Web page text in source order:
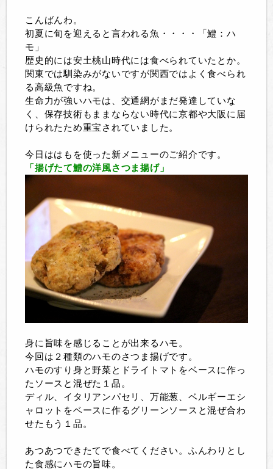
こんばんわ。
初夏に旬を迎えると言われる魚・・・・「鱧：ハ
モ」
歴史的には安土桃山時代には食べられていたとか。
関東では馴染みがないですが関西ではよく食べられ
る高級魚ですね。
生命力が強いハモは、交通網がまだ発達していな
く、保存技術もままならない時代に京都や大阪に届
けられたため重宝されていました。
今日ははもを使った新メニューのご紹介です。
「揚げたて鱧の洋風さつま揚げ」
身に旨味を感じることが出来るハモ。
今回は２種類のハモのさつま揚げです。
ハモのすり身と野菜とドライトマトをベースに作っ
たソースと混ぜた１品。
ディル、イタリアンパセリ、万能葱、ベルギーエシ
ャロットをベースに作るグリーンソースと混ぜ合わ
せたもう１品。
あつあつできたてで食べてください。ふんわりとし
た食感にハモの旨味。